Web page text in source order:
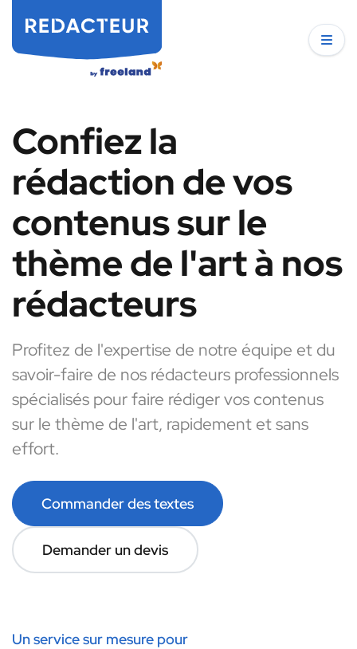
Confiez la
rédaction de vos
contenus sur le
thème de l'art à nos
rédacteurs
Profitez de l'expertise de notre équipe et du
savoir-faire de nos rédacteurs professionnels
spécialisés pour faire rédiger vos contenus
sur le thème de l'art, rapidement et sans
effort.
Commander des textes
Demander un devis
Un service sur mesure pour